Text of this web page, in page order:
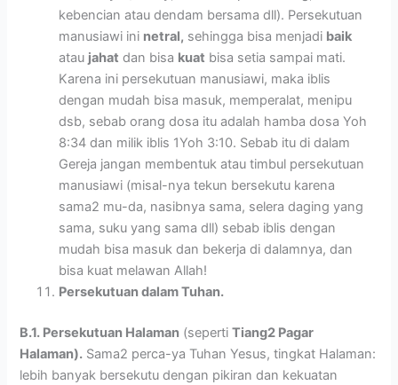
kebencian atau dendam bersama dll). Persekutuan
manusiawi ini netral, sehingga bisa menjadi baik
atau jahat dan bisa kuat bisa setia sampai mati.
Karena ini persekutuan manusiawi, maka iblis
dengan mudah bisa masuk, memperalat, menipu
dsb, sebab orang dosa itu adalah hamba dosa Yoh
8:34 dan milik iblis 1Yoh 3:10. Sebab itu di dalam
Gereja jangan membentuk atau timbul persekutuan
manusiawi (misal-nya tekun bersekutu karena
sama2 mu-da, nasibnya sama, selera daging yang
sama, suku yang sama dll) sebab iblis dengan
mudah bisa masuk dan bekerja di dalamnya, dan
bisa kuat melawan Allah!
Persekutuan dalam Tuhan.
B.1. Persekutuan Halaman (sepertiTiang2 Pagar
Halaman). Sama2 perca-ya Tuhan Yesus, tingkat Halaman:
lebih banyak bersekutu dengan pikiran dan kekuatan